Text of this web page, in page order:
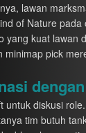
lawan
of Nature pada
yang kuat lawan
minimap pick
untuk diskusi
tim butuh